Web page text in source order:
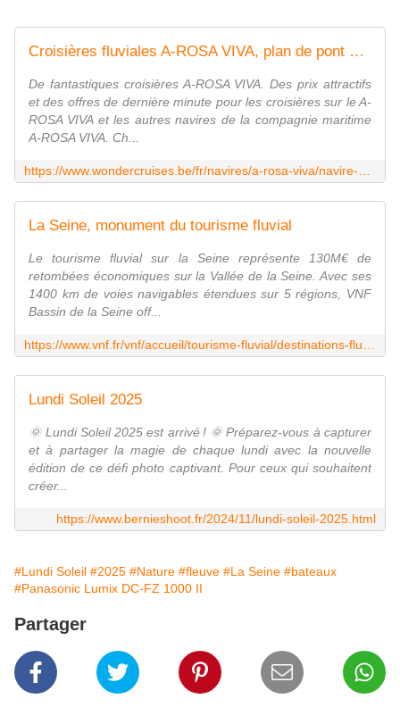
Croisières fluviales A-ROSA VIVA, plan de pont et avis de navires
De fantastiques croisières A-ROSA VIVA. Des prix attractifs
et des offres de dernière minute pour les croisières sur le A-
ROSA VIVA et les autres navires de la compagnie maritime
A-ROSA VIVA. Ch...
La Seine, monument du tourisme fluvial
Le tourisme fluvial sur la Seine représente 130M€ de
retombées économiques sur la Vallée de la Seine. Avec ses
1400 km de voies navigables étendues sur 5 régions, VNF
Bassin de la Seine off...
Lundi Soleil 2025
🌞 Lundi Soleil 2025 est arrivé ! 🌞 Préparez-vous à capturer
et à partager la magie de chaque lundi avec la nouvelle
édition de ce défi photo captivant. Pour ceux qui souhaitent
créer...
https://www.bernieshoot.fr/2024/11/lundi-soleil-2025.html
#Lundi Soleil #2025 #Nature #fleuve #La Seine #bateaux
#Panasonic Lumix DC-FZ 1000 II
Partager